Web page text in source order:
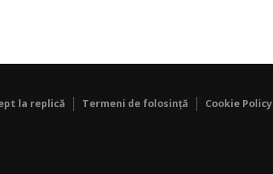
la replică Termeni de folosință Cookie Policy